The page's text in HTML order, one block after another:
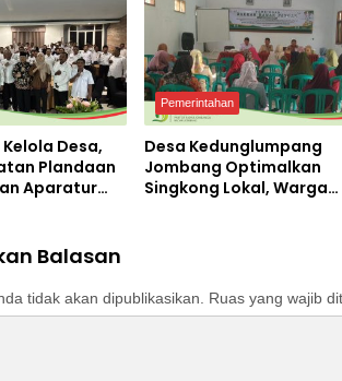
Desa,
Plandaan
Aparatur
Pemerintahan
Desa Kedunglumpang
Jombang Optimalkan
Singkong Lokal, Warga
Balasan
tidak akan dipublikasikan. Ruas yang wajib